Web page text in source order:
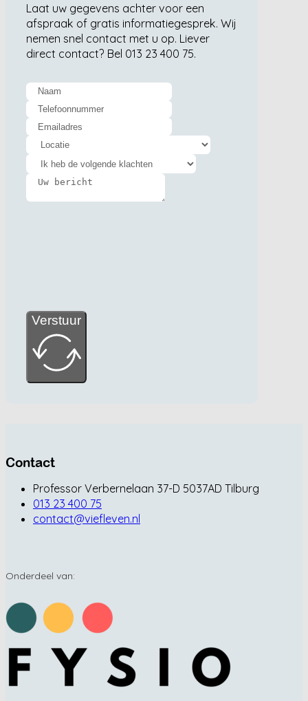
Laat uw gegevens achter voor een
afspraak of gratis informatiegesprek. Wij
nemen snel contact met u op. Liever
direct contact? Bel 013 23 400 75.
Verstuur
Contact
Professor Verbernelaan 37-D 5037AD Tilburg
013 23 400 75
contact@viefleven.nl
Onderdeel van: